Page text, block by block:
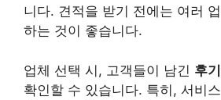
니다. 견적을 받기 전에는 여러
하는 것이 좋습니다.
업체 선택 시, 고객들이 남긴 후기
확인할 수 있습니다. 특히, 서비